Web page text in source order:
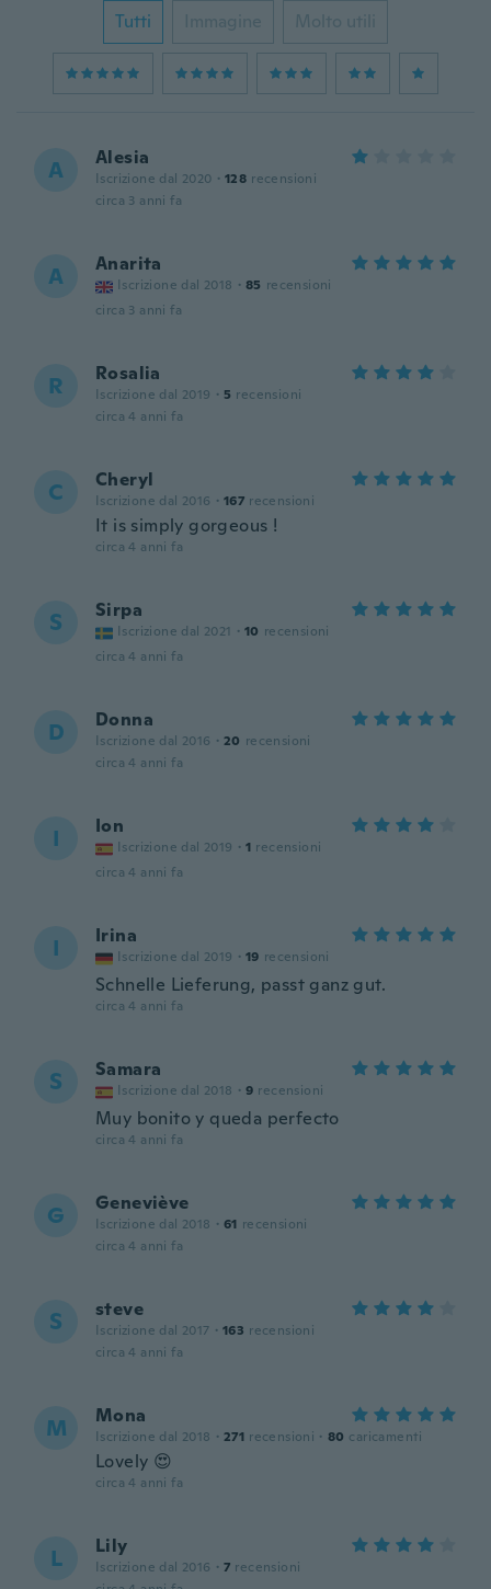
Tutti Immagine Molto utili
A Alesia
Iscrizione dal 2020 · 128 recensioni
circa 3 anni fa
A Anarita
Iscrizione dal 2018 · 85 recensioni
circa 3 anni fa
R Rosalia
Iscrizione dal 2019 · 5 recensioni
circa 4 anni fa
C Cheryl
Iscrizione dal 2016 · 167 recensioni
It is simply gorgeous !
circa 4 anni fa
S Sirpa
Iscrizione dal 2021 · 10 recensioni
circa 4 anni fa
D Donna
Iscrizione dal 2016 · 20 recensioni
circa 4 anni fa
I Ion
Iscrizione dal 2019 · 1 recensioni
circa 4 anni fa
I Irina
Iscrizione dal 2019 · 19 recensioni
Schnelle Lieferung, passt ganz gut.
circa 4 anni fa
S Samara
Iscrizione dal 2018 · 9 recensioni
Muy bonito y queda perfecto
circa 4 anni fa
G Geneviève
Iscrizione dal 2018 · 61 recensioni
circa 4 anni fa
S steve
Iscrizione dal 2017 · 163 recensioni
circa 4 anni fa
M Mona
Iscrizione dal 2018 · 271 recensioni · 80 caricamenti
Lovely 😍
circa 4 anni fa
L Lily
Iscrizione dal 2016 · 7 recensioni